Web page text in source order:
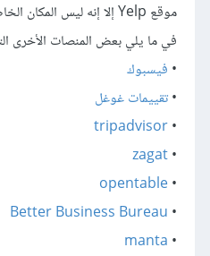
موقع Yelp إلا إنه ليس المكان الخاص الذي تحتاج فيه للرد على تقييمات عملائك.
في ما يلي بعض المنصات الأخرى
• فيسبوك
•تقييمات غوغل
•
tripadvisor
•
zagat
•
opentable
•
Better Business Bureau
•
manta